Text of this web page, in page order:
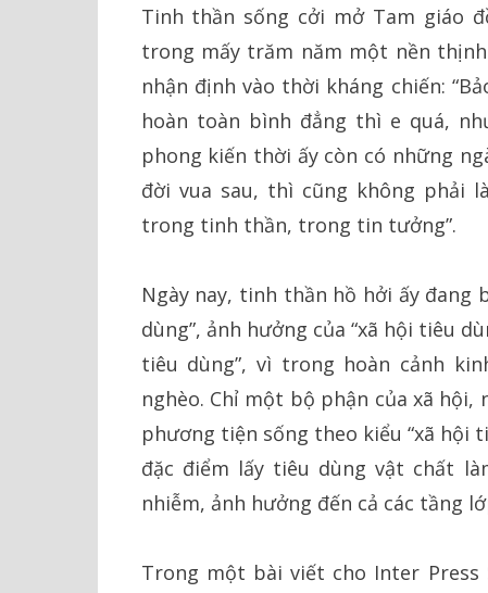
Tinh thần sống cởi mở Tam giáo
trong mấy trăm năm một nền
nhận định vào thời kháng chiến:
hoàn toàn bình đẳng thì e quá,
phong kiến thời ấy còn có những
đời vua sau, thì cũng không phải
trong tinh thần, trong tin tưởng”.
Ngày nay, tinh thần hồ hởi ấy đang
dùng”, ảnh hưởng của “xã hội tiêu
tiêu dùng”, vì trong hoàn cảnh
nghèo. Chỉ một bộ phận của xã
phương tiện sống theo kiểu “xã hội
đặc điểm lấy tiêu dùng vật chất
nhiễm, ảnh hưởng đến cả các tầng
Trong một bài viết cho Inter Press